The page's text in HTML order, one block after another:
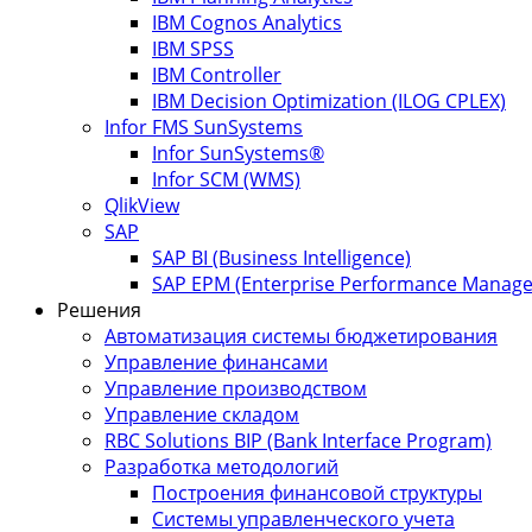
IBM Cognos Analytics
IBM SPSS
IBM Controller
IBM Decision Optimization (ILOG CPLEX)
Infor FMS SunSystems
Infor SunSystems®
Infor SCM (WMS)
QlikView
SAP
SAP BI (Business Intelligence)
SAP EPM (Enterprise Performance
Решения
Автоматизация системы бюджетирования
Управление финансами
Управление производством
Управление складом
RBC Solutions BIP (Bank Interface Program)
Разработка методологий
Построения финансовой структуры
Системы управленческого учета